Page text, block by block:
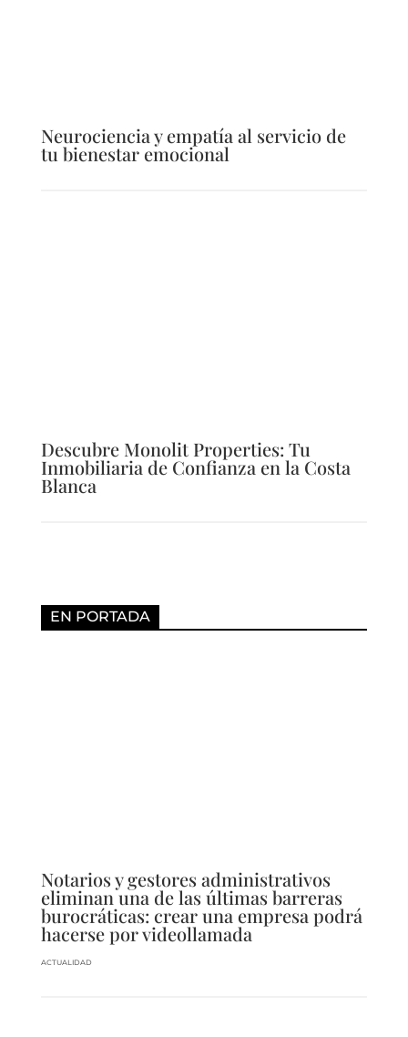
Neurociencia y empatía al servicio de
tu bienestar emocional
Descubre Monolit Properties: Tu
Inmobiliaria de Confianza en la Costa
Blanca
EN PORTADA
Notarios y gestores administrativos
eliminan una de las últimas barreras
burocráticas: crear una empresa podrá
hacerse por videollamada
ACTUALIDAD